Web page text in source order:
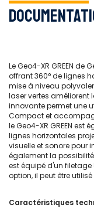
Le Geo4-XR GREEN de
offrant 360° de lignes
mise à niveau
laser vertes améliorent
innovante permet une
Compact et
le Geo4-XR GREEN
lignes horizontales
visuelle et sonore pour
également la
est équipé d'un
option, il peut être
Caractéristiques